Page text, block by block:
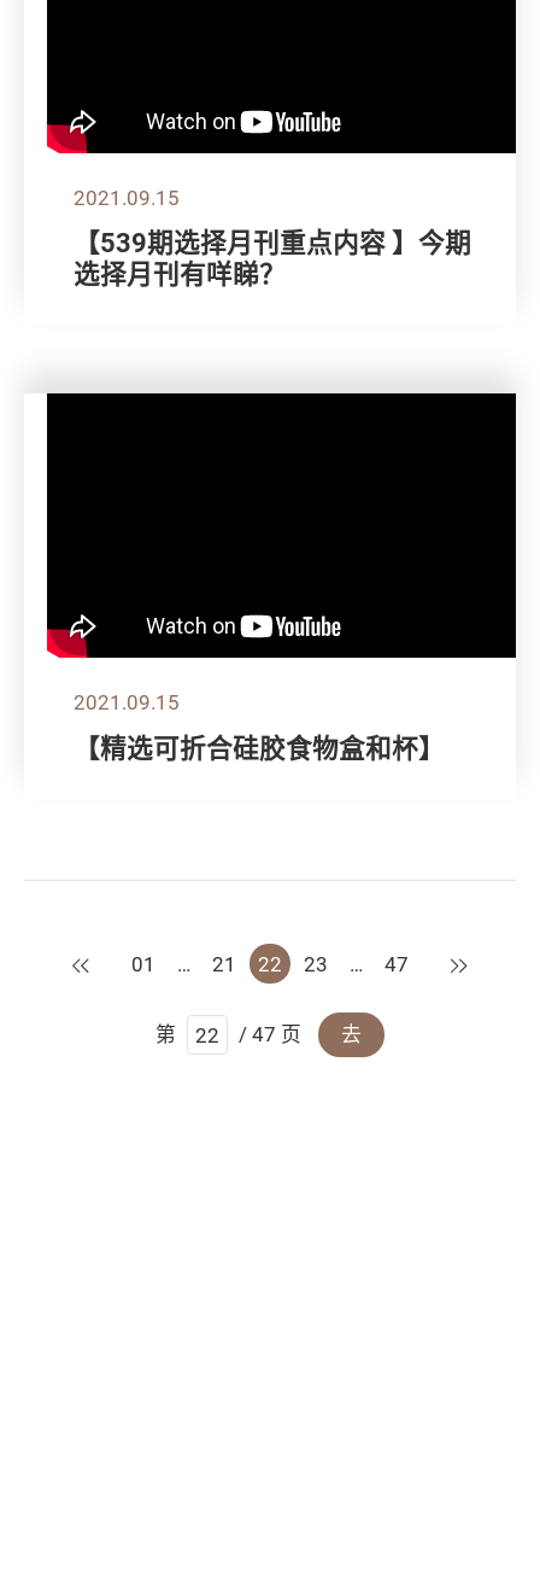
2021.09.15
【539期选择月刊重点内容 】今期
选择月刊有咩睇？
2021.09.15
【精选可折合硅胶食物盒和杯】
上一页
01 … 21 22 23 … 47 下一页
第 / 47 页 去